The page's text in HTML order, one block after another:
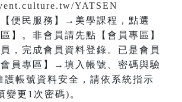
YATSEN
便民服務】→美學課程，點選
區】。非會員請先點【會員專區】
，完成會員資料登錄。已是會員
員專區】→填入帳號、密碼與驗
護帳號資料安全，請依系統指示
變更1次密碼)。